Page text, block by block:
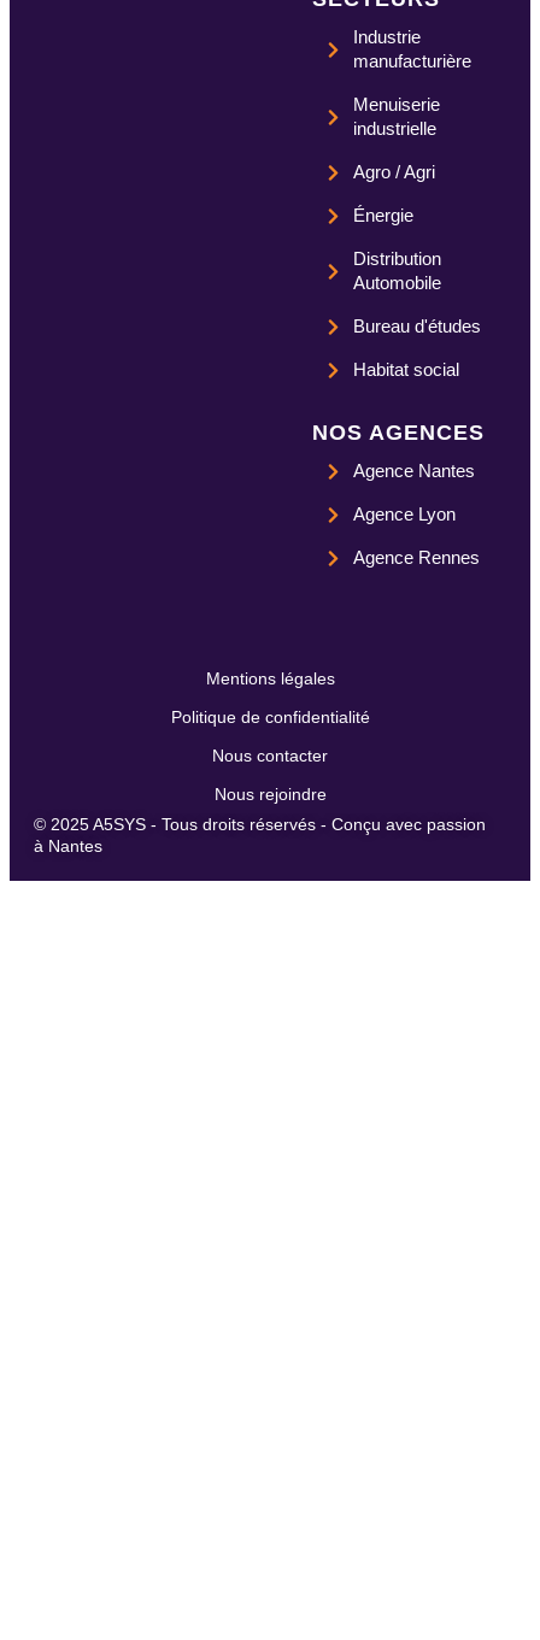
Industrie
manufacturière
Menuiserie
industrielle
Agro / Agri
Énergie
Distribution
Automobile
Bureau d'études
Habitat social
NOS AGENCES
Agence Nantes
Agence Lyon
Agence Rennes
© 2025 A5SYS - Tous droits réservés - Conçu avec passion
à Nantes
Mentions légales
Politique de confidentialité
Nous contacter
Nous rejoindre